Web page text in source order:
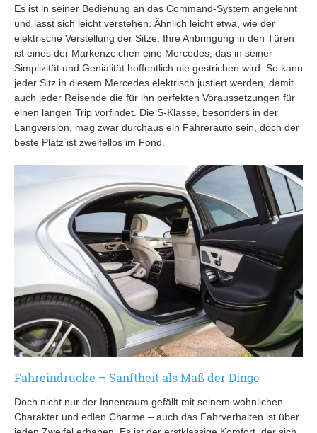
Es ist in seiner Bedienung an das Command-System angelehnt
und lässt sich leicht verstehen. Ähnlich leicht etwa, wie der
elektrische Verstellung der Sitze: Ihre Anbringung in den Türen
ist eines der Markenzeichen eine Mercedes, das in seiner
Simplizität und Genialität hoffentlich nie gestrichen wird. So kann
jeder Sitz in diesem Mercedes elektrisch justiert werden, damit
auch jeder Reisende die für ihn perfekten Voraussetzungen für
einen langen Trip vorfindet. Die S-Klasse, besonders in der
Langversion, mag zwar durchaus ein Fahrerauto sein, doch der
beste Platz ist zweifellos im Fond.
Fahreindrücke – Sanftheit als Maß der Dinge
Doch nicht nur der Innenraum gefällt mit seinem wohnlichen
Charakter und edlen Charme – auch das Fahrverhalten ist über